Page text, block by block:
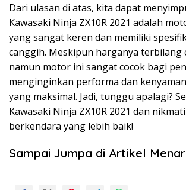
Dari ulasan di atas, kita dapat
Kawasaki Ninja ZX10R 2021 adalah
yang sangat keren dan memiliki
canggih. Meskipun harganya terbilang
namun motor ini sangat cocok bagi
menginginkan performa dan
yang maksimal. Jadi, tunggu apalagi?
Kawasaki Ninja ZX10R 2021 dan
berkendara yang lebih baik!
Sampai Jumpa di Artikel